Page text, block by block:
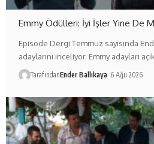
Emmy Ödülleri: İyi İşler Yine De
Episode Dergi Temmuz sayısında
adaylarını inceliyor. Emmy adayları
TarafındanEnder Ballıkaya 6 Ağu 2026